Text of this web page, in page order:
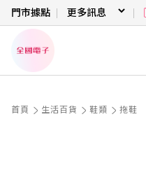
門市據點
首頁 生活百貨 鞋類 拖鞋